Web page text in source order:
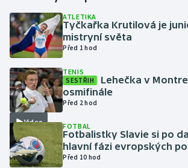
Gymnastika
Házená
Jezdectví
Judo
Krasobruslení
Lezení
ATLETIKA
Tyčkařka Krutilová je
mistryní světa
Před 1 hod
Video
TENIS
SESTŘIH
Lehečka v
osmifinále
Před 2 hod
FOTBAL
Fotbalistky Slavie si po
hlavní fázi evropských
Před 10 hod